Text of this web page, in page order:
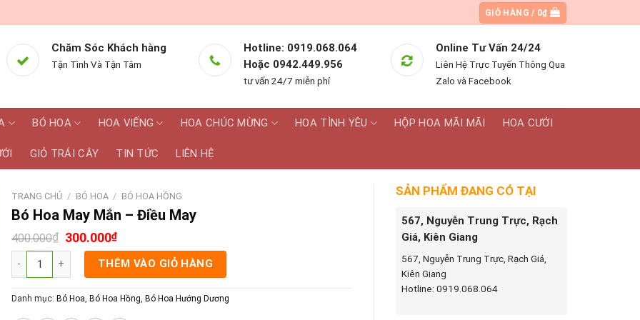
GIỎ HÀNG / 0₫
Chăm Sóc Khách hàng
Tận Tình Và Tận Tâm
Hotline: 0919.068.064
Hoặc 0942.449.956
tư vấn 24/7 miễn phí
Online Tư Vấn 24/24
Liên Hệ Trực Tuyến Thông Qua
Zalo và Facebook
BÓ HOA HOA VIẾNG HOA CHÚC MỪNG HOA TÌNH YÊU HỘP HOA MÃI MÃI HOA CƯỚI
GIỎ TRÁI CÂY TIN TỨC LIÊN HỆ
SẢN PHẨM ĐANG CÓ TẠI
567, Nguyễn Trung Trực, Rạch
Giá, Kiên Giang
567, Nguyễn Trung Trực, Rạch Giá,
Kiên Giang
Hotline: 0919.068.064
TRANG CHỦ / BÓ HOA / BÓ HOA HỒNG
Bó Hoa May Mắn – Điều May
400.000₫ 300.000₫
Bó Hoa May Mắn - Điều May số lượng
THÊM VÀO GIỎ HÀNG
Danh mục: Bó Hoa, Bó Hoa Hồng, Bó Hoa Hướng Dương